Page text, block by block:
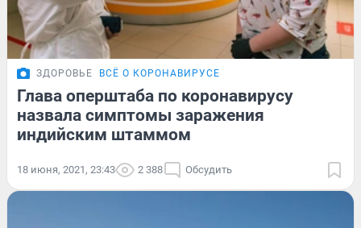
ЗДОРОВЬЕ ВСЁ О КОРОНАВИРУСЕ
Глава оперштаба по коронавирусу
назвала симптомы заражения
индийским штаммом
18 июня, 2021, 23:43 2 388 Обсудить